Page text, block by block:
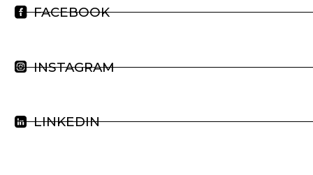
FACEBOOK
INSTAGRAM
LINKEDIN